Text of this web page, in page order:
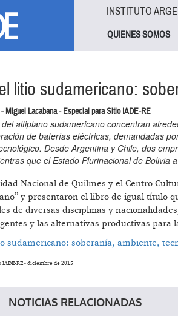
INSTITUTO
QUIENES SOMOS
litio sudamericano:
Miguel Lacabana - Especial para Sitio IADE-RE
altiplano sudamericano concentran
de baterías eléctricas, demandadas
Desde Argentina y Chile, dos
que el Estado Plurinacional de Bolivia
Nacional de Quilmes y el Centro
y presentaron el libro de igual título
de diversas disciplinas y
y las alternativas productivas para
sudamericano: soberanía, ambiente,
RE - diciembre de 2015
NOTICIAS RELACIONADAS